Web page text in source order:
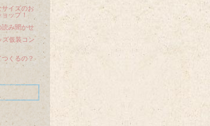
サイズのお
ップ！
読み聞かせ
ズ仮装コン
くるの？